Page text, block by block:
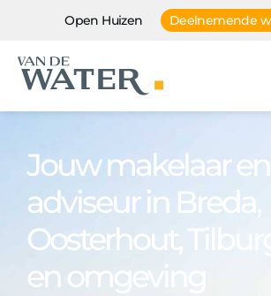
Open Huizen Deelnemende
Jouw makelaar en
adviseur in Breda,
Oosterhout, Tilburg
en omgeving